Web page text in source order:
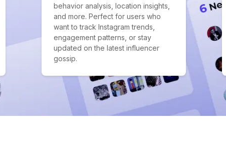
behavior analysis, location insights,
and more. Perfect for users who
want to track Instagram trends,
engagement patterns, or stay
updated on the latest influencer
gossip.